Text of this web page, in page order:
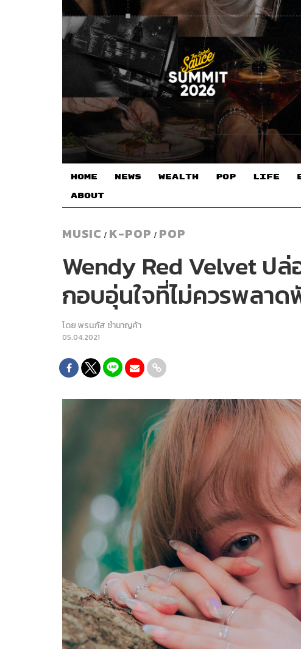
HOME NEWS WEALTH POP LIFE
ABOUT
MUSIC / K-POP / POP
Wendy Red Velvet ป
กอบอุ่นใจที่ไม่ควรพลาด
โดยพรนภัส ชำนาญค้า
05.04.2021